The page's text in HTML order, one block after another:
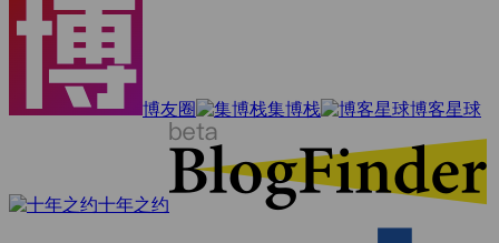
博友圈 集博栈 博客星球
十年之约